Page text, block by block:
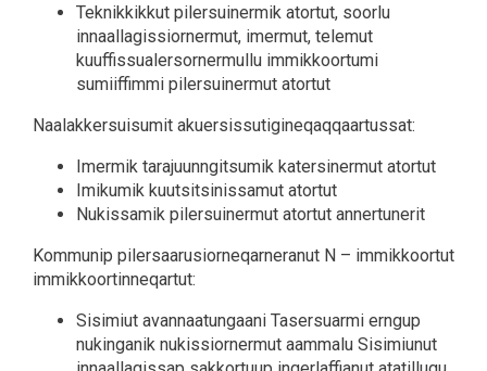
Teknikkikkut pilersuinermik atortut, soorlu
innaallagissiornermut, imermut, telemut
kuuffissualersornermullu immikkoortumi
sumiiffimmi pilersuinermut atortut
Naalakkersuisumit akuersissutigineqaqqaartussat:
Imermik tarajuunngitsumik katersinermut atortut
Imikumik kuutsitsinissamut atortut
Nukissamik pilersuinermut atortut annertunerit
Kommunip pilersaarusiorneqarneranut N – immikkoortut
immikkoortinneqartut:
Sisimiut avannaatungaani Tasersuarmi erngup
nukinganik nukissiornermut aammalu Sisimiunut